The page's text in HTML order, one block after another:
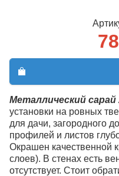
Металлический сарай
установки на ровных
для дачи, загородного
профилей и листов
Окрашен качественной
слоев). В стенах есть
отсутствует. Стоит